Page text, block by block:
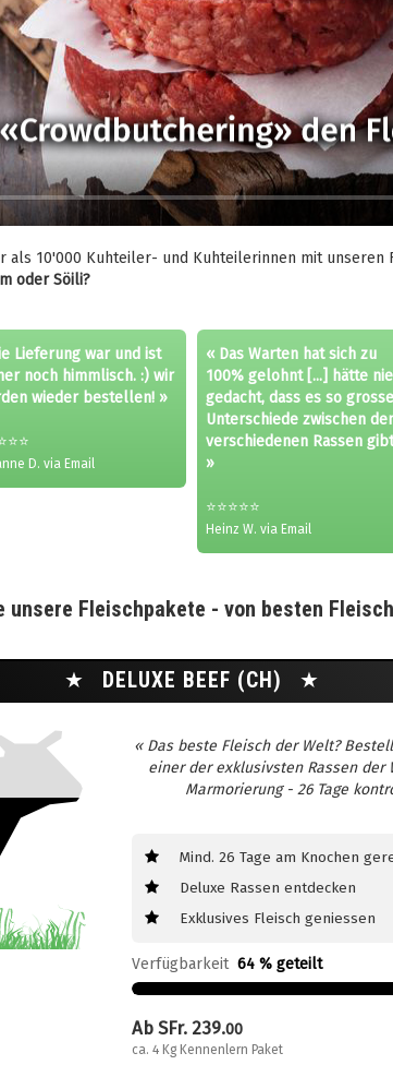
als 10'000 Kuhteiler- und Kuhteilerinnen mit unseren
oder Söili?
Lieferung war und ist
noch himmlisch. :) wir
wieder bestellen! »
D. via Email
« Das Warten hat sich zu
100% gelohnt [...] hätte nie
gedacht, dass es so grosse
Unterschiede zwischen
verschiedenen Rassen
»
⭐⭐⭐⭐⭐
Heinz W. via Email
unsere Fleischpakete - von besten
★ DELUXE BEEF (CH) ★
« Das beste Fleisch der Welt?
einer der exklusivsten Rassen der
Marmorierung - 26 Tage
Mind. 26 Tage am Knochen
Deluxe Rassen entdecken
Exklusives Fleisch geniessen
Verfügbarkeit 64 % geteilt
Ab SFr. 239.00
ca. 4 Kg Kennenlern Paket